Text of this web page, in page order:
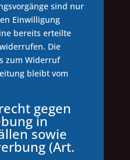
sind nur
Einwilligung
bereits erteilte
Die
zum Widerruf
bleibt vom
gegen
in
sowie
(Art.